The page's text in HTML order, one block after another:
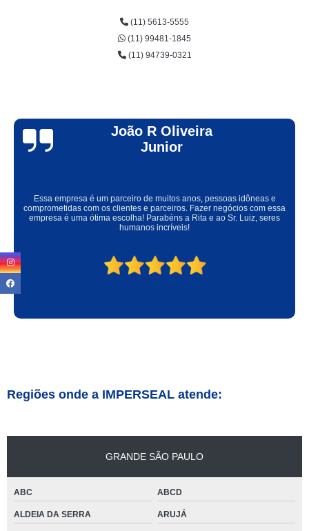
(11) 5613-5555
(11) 99481-1845
(11) 94739-0321
Pedro P.
Lugar ótimo, local arejado, limpo, fácil para estacionar, espetos na
temperatura ideal, nitidamente são espetos de qualidade e carnes frescas,
ambiente familiar, acesso para cadeirante, preço justo pela qualidade de
atendimento e de alimento. Os donos são pessoas incríveis. Super indico!
Regiões onde a IMPERSEAL atende:
GRANDE SÃO PAULO
ABC ABCD
ALDEIA DA SERRA ARUJÁ